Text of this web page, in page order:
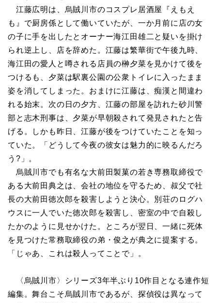
江藤広明は、烏賊川市のコスプレ居酒屋『えもえ
も』で厨房係として働いていたが、一か月前に店の女
の子に手を出したとオーナー海江田雄二と疑いを掛け
られ逆上し、店を辞めた。江藤は繁華街で午後九時、
海江田の愛人と噂される店員の榊夕菜を見かけて後を
つけるも、夕菜は駅裏公園の公衆トイレに入ったまま
姿を消してしまった。おまけに江藤は、痴漢と間違わ
れる始末。次の日の夕方、江藤の部屋を訪れた砂川警
部と志木刑事は、夕菜が早朝殺されて発見されたと告
げる。しかも昨日、江藤が後をつけていたことを知っ
ていた。「どうして今夜の彼女は魅力的に映るんだろ
う?」。
烏賊川市でも有名な大前田製菓の若き専務取締役で
ある大前田典之は、会社の地位を守るため、叔父で社
長の大前田徳次郎を殺害しようと決心。別荘のログハ
ウスに一人でいた徳次郎を殺害し、密室の中で自殺し
たかのように見せかけた。ところが翌日、一緒に死体
を見つけた常務取締役の弟・俊之が典之に提案する。
「じゃあ、これは殺人ってことで」。
〈烏賊川市〉シリーズ3年半ぶり10作目となる連作短
編集。舞台こそ烏賊川市であるが、探偵役は異なって